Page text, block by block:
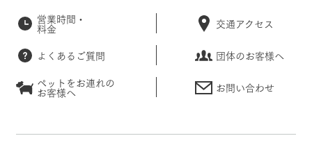
営業時間・
料金 交通アクセス
よくあるご質問
団体のお客様へ
ペットをお連れの
お客様へ お問い合わせ